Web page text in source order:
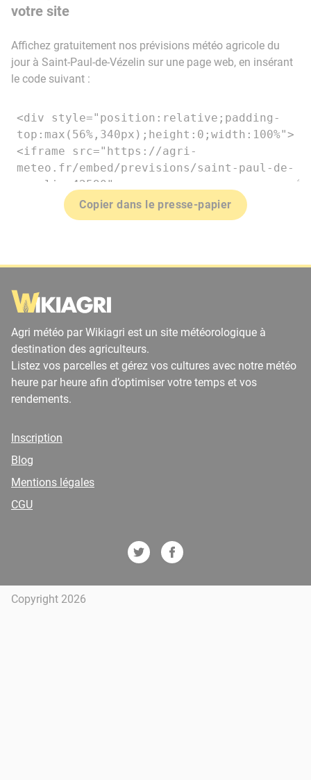
votre site
Affichez gratuitement nos prévisions météo agricole du
jour à Saint-Paul-de-Vézelin sur une page web, en insérant
le code suivant :
Copier dans le presse-papier
Agri météo par Wikiagri est un site météorologique à
destination des agriculteurs.
Listez vos parcelles et gérez vos cultures avec notre météo
heure par heure afin d’optimiser votre temps et vos
rendements.
Inscription
Blog
Mentions légales
CGU
Copyright 2026